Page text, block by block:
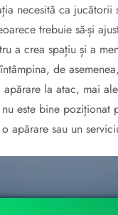
necesită ca jucătorii
trebuie să-și
a crea spațiu și a
de
la atac, mai
este bine poziționat
apărare sau un